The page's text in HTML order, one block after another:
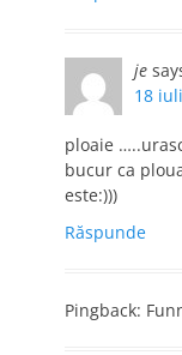
je
18
ploaie
bucur ca
este:)))
Răspunde
Pingback: